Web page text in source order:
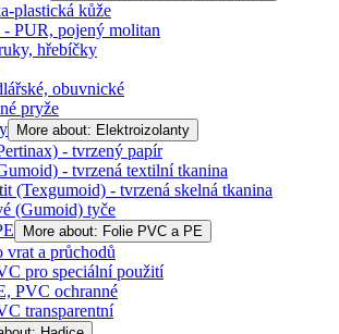
plastická kůže
PUR, pojený molitan
hřebíčky
obuvnické
pryže
More about: Elektroizolanty
- tvrzený papír
- tvrzená textilní tkanina
(Texgumoid) - tvrzená skelná tkanina
(Gumoid) tyče
More about: Folie PVC a PE
vrat a průchodů
pro speciální použití
PVC ochranné
transparentní